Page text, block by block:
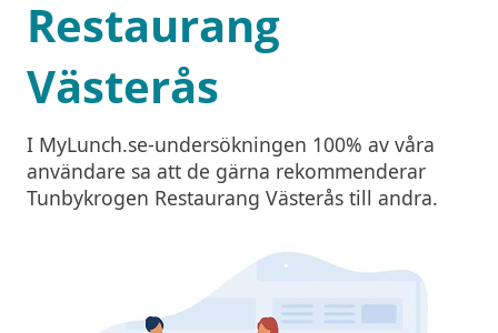
Restaurang
Västerås
I MyLunch.se-undersökningen 100% av våra
användare sa att de gärna rekommenderar
Tunbykrogen Restaurang Västerås till andra.